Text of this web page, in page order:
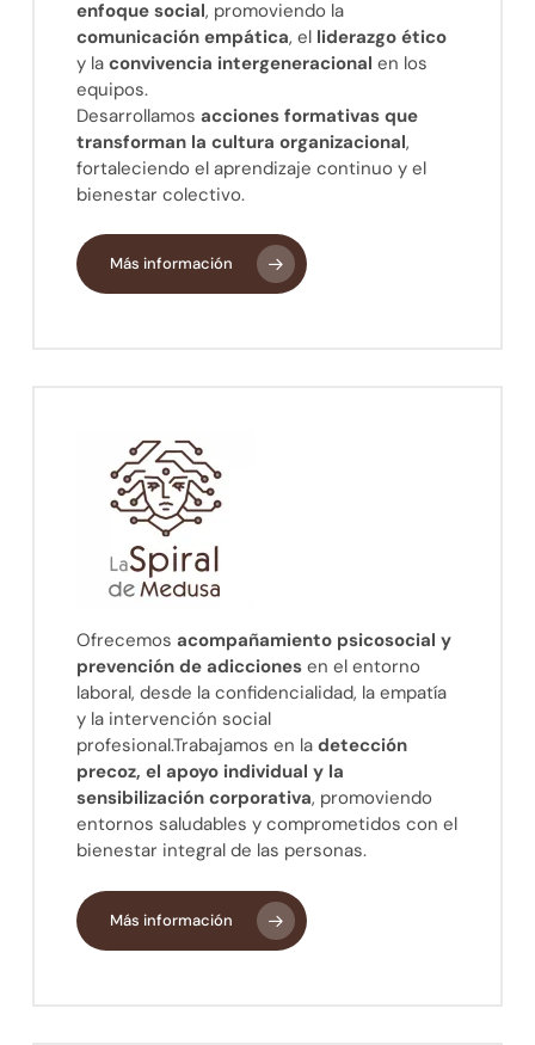
enfoque social, promoviendo la
comunicación empática, el liderazgo ético
y laconvivencia intergeneracional en los
equipos.
Desarrollamosacciones formativas que
transforman la cultura organizacional,
fortaleciendo el aprendizaje continuo y el
bienestar colectivo.
Más información
Ofrecemosacompañamiento psicosocial y
prevención de adicciones en el entorno
laboral, desde la confidencialidad, la empatía
y la intervención social
profesional.Trabajamos en ladetección
precoz, el apoyo individual y la
sensibilización corporativa, promoviendo
entornos saludables y comprometidos con el
bienestar integral de las personas.
Más información